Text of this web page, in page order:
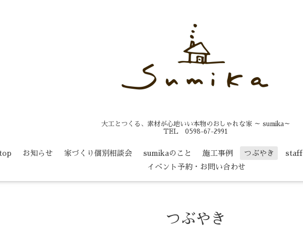
大工とつくる、素材が心地いい本物のおしゃれな家 ～ sumika～
TEL 0598-67-2991
お知らせ 家づくり個別相談会 sumikaのこと 施工事例 つぶやき staff
イベント予約・お問い合わせ
つぶやき